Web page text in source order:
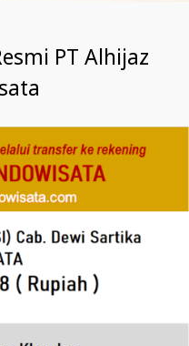
PT Alhijaz